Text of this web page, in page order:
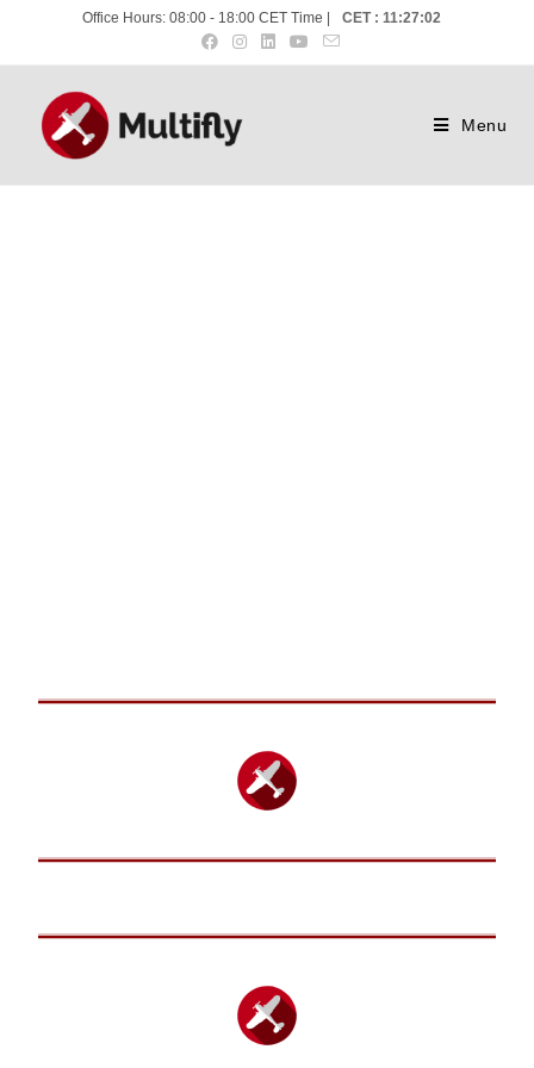
Office Hours: 08:00 - 18:00 CET Time | CET : 11:27:02
Menu